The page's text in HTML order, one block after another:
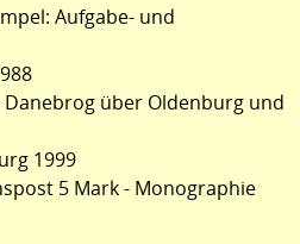
Aufgabe- und
Danebrog über Oldenburg und
1999
5 Mark - Monographie